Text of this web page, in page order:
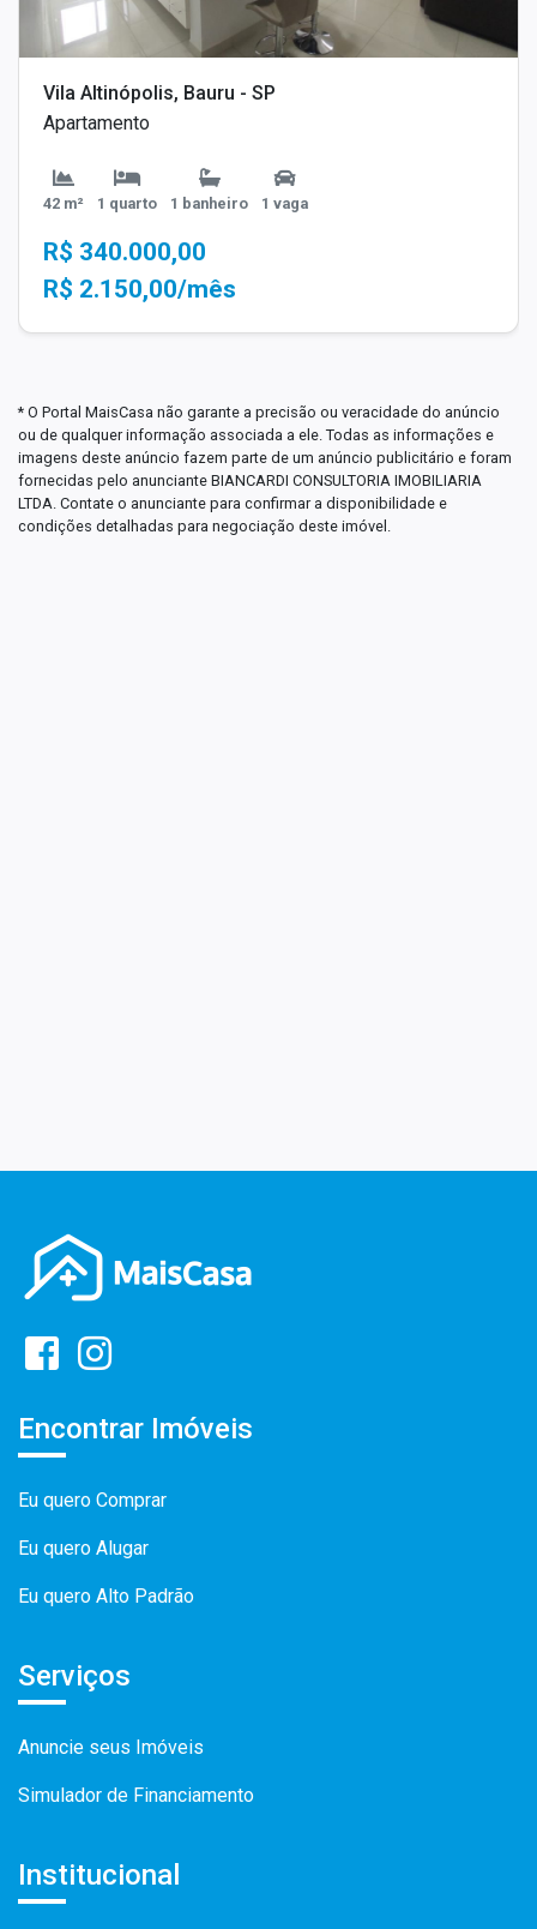
Vila Altinópolis, Bauru - SP
Apartamento
42 m² 1 quarto 1 banheiro 1 vaga
R$ 340.000,00
R$ 2.150,00/mês
* O Portal MaisCasa não garante a precisão ou veracidade do anúncio
ou de qualquer informação associada a ele. Todas as informações e
imagens deste anúncio fazem parte de um anúncio publicitário e foram
fornecidas pelo anunciante BIANCARDI CONSULTORIA IMOBILIARIA
LTDA. Contate o anunciante para confirmar a disponibilidade e
condições detalhadas para negociação deste imóvel.
Encontrar Imóveis
Eu quero Comprar
Eu quero Alugar
Eu quero Alto Padrão
Serviços
Anuncie seus Imóveis
Simulador de Financiamento
Institucional